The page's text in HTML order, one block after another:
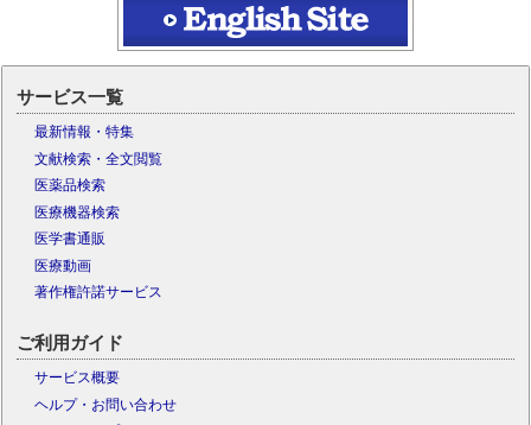
サービス一覧
最新情報・特集
文献検索・全文閲覧
医薬品検索
医療機器検索
医学書通販
医療動画
著作権許諾サービス
ご利用ガイド
サービス概要
ヘルプ・お問い合わせ